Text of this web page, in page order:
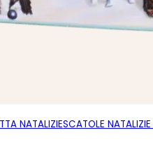
NATALIZIESCATOLE